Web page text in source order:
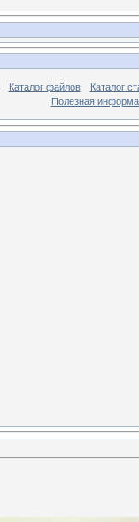
Каталог файлов
Каталог
Полезная